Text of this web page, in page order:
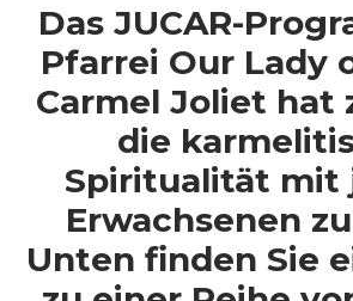
Das JUCAR-
Pfarrei Our Lady
Carmel Joliet hat
die
Spiritualität mit
Erwachsenen
Unten finden Sie